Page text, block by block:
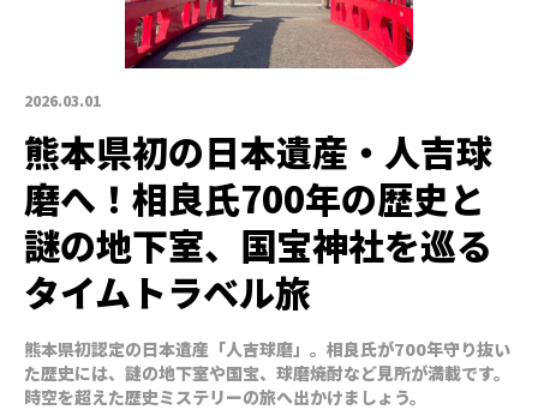
2026.03.01
熊本県初の日本遺産・人吉球
磨へ！相良氏700年の歴史と
謎の地下室、国宝神社を巡る
タイムトラベル旅
熊本県初認定の日本遺産「人吉球磨」。相良氏が700年守り抜い
た歴史には、謎の地下室や国宝、球磨焼酎など見所が満載です。
時空を超えた歴史ミステリーの旅へ出かけましょう。